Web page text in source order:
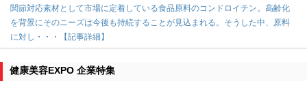
関節対応素材として市場に定着している食品原料のコンドロイチン。高齢化
を背景にそのニーズは今後も持続することが見込まれる。そうした中、原料
に対し・・・【記事詳細】
健康美容EXPO 企業特集